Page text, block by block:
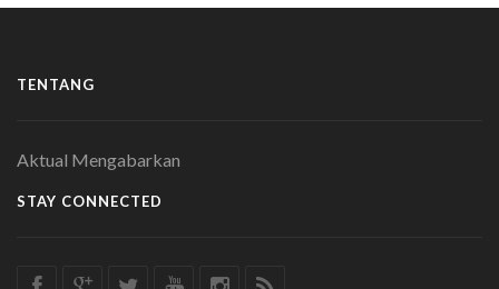
TENTANG
Aktual Mengabarkan
STAY CONNECTED